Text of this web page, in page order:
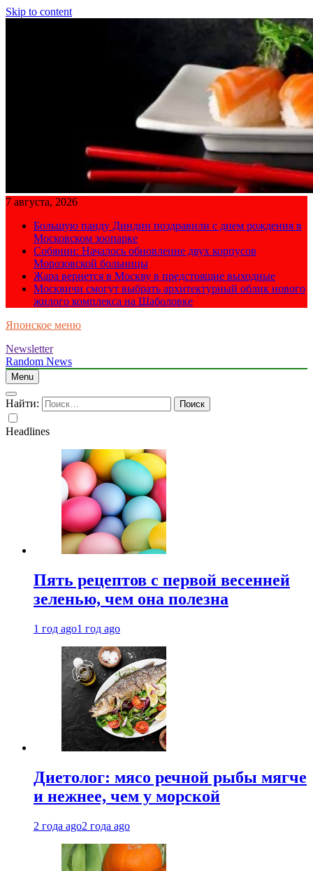
Skip to content
7 августа, 2026
Большую панду Диндин поздравили с днем рождения в
Московском зоопарке
Собянин: Началось обновление двух корпусов
Морозовской больницы
Жара вернется в Москву в предстоящие выходные
Москвичи смогут выбрать архитектурный облик нового
жилого комплекса на Шаболовке
Японское меню
Newsletter
Random News
Menu
Найти:
Headlines
Пять рецептов с первой весенней
зеленью, чем она полезна
1 год ago1 год ago
Диетолог: мясо речной рыбы мягче
и нежнее, чем у морской
2 года ago2 года ago